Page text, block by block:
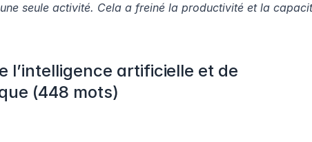
seule activité. Cela a freiné la productivité et la
l’intelligence artificielle et de
(448 mots)